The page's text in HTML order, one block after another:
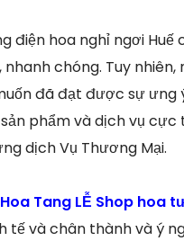
điện hoa nghỉ ngơi
chóng. Tuy
đã đạt được sự
phẩm và dịch vụ
dịch Vụ Thương Mại.
Tang LỄ Shop hoa
tế và chân thành và ý